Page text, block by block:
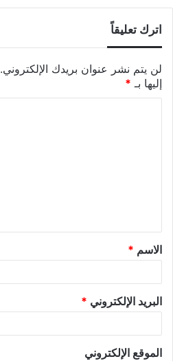
اترك تعليقاً
لن يتم نشر عنوان بريدك الإلكتروني.
إليها بـ *
الاسم *
البريد الإلكتروني *
الموقع الإلكتروني